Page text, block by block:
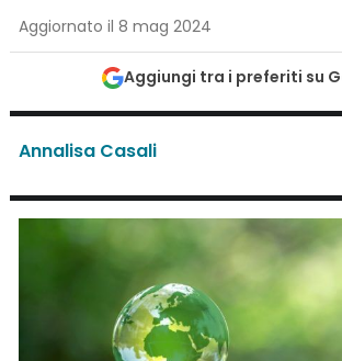
Aggiornato il 8 mag 2024
Aggiungi tra i preferiti su
Annalisa Casali